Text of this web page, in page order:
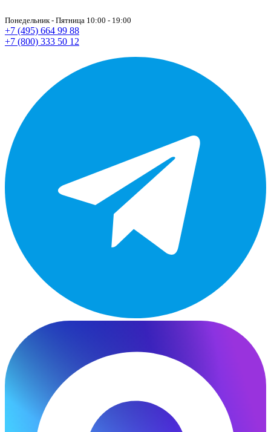
Понедельник - Пятница 10:00 - 19:00
+7 (495) 664 99 88
+7 (800) 333 50 12